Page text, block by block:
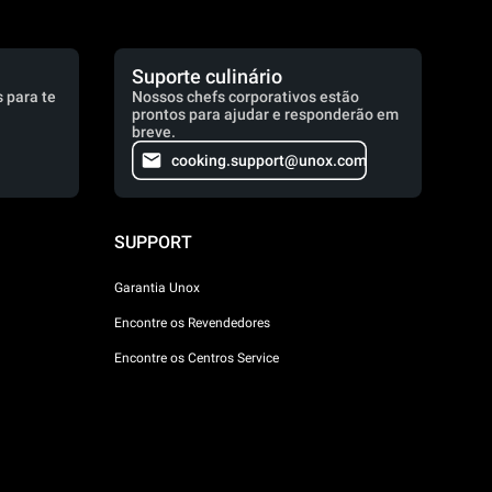
para te
Suporte culinário
Nossos chefs corporativos estão
prontos para ajudar e responderão em
breve.
cooking.support@unox.com
SUPPORT
Garantia Unox
Encontre os Revendedores
Encontre os Centros Service